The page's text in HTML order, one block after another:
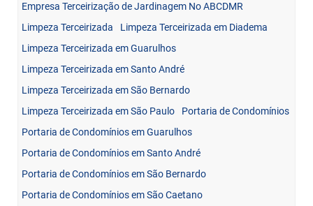
Empresa Terceirização de Jardinagem No ABCDMR
Limpeza Terceirizada
Limpeza Terceirizada em Diadema
Limpeza Terceirizada em Guarulhos
Limpeza Terceirizada em Santo André
Limpeza Terceirizada em São Bernardo
Limpeza Terceirizada em São Paulo
Portaria de Condomínios
Portaria de Condomínios em Guarulhos
Portaria de Condomínios em Santo André
Portaria de Condomínios em São Bernardo
Portaria de Condomínios em São Caetano